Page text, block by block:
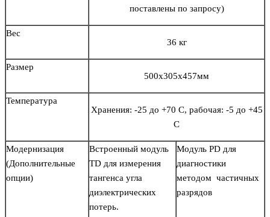
поставлены по запросу)
Вес
36 кг
Размер
500x305x457мм
Температура
Хранения: -25 до +70 С, рабочая: -5 до +45
С
Модернизация
(Дополнительные
опции)
Встроенный модуль
TD для измерения
тангенса угла
диэлектрических
потерь.
Модуль PD для
диагностики
методом частичных
разрядов